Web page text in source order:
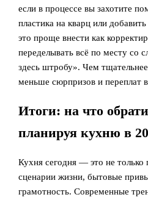
если в процессе вы захотите
пластика на кварц или
это проще внести как
переделывать всё по месту со
здесь штробу». Чем
меньше сюрпризов и переплат
Итоги: на что
планируя кухню в
Кухня сегодня — это не только
сценарии жизни, бытовые
грамотность. Современные